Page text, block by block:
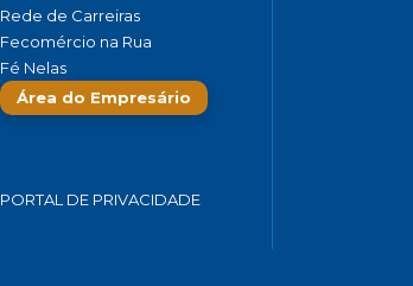
Rede de Carreiras
Fecomércio na Rua
Fé Nelas
Área do Empresário
PORTAL DE PRIVACIDADE